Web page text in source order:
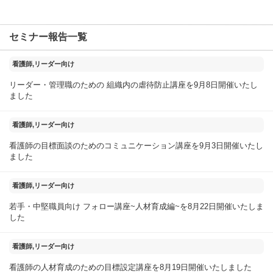
セミナー報告一覧
2025年11月18日
看護師,リーダー向け
リーダー・管理職のための 組織内の虐待防止講座を9月8日開催いたし
ました
2025年09月04日
看護師,リーダー向け
看護師の目標面談のためのコミュニケーション講座を9月3日開催いたし
ました
2025年08月23日
看護師,リーダー向け
若手・中堅職員向け フォロー講座~人材育成編~を8月22日開催いたしま
した
2025年08月20日
看護師,リーダー向け
看護師の人材育成のための目標設定講座を8月19日開催いたしました